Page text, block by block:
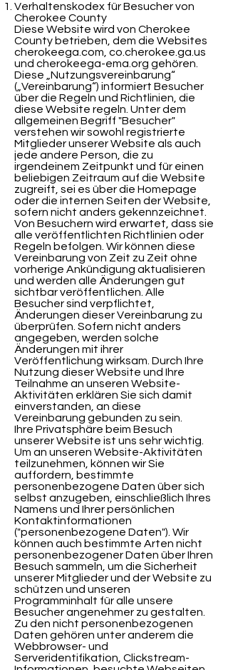
Verhaltenskodex für Besucher von
Cherokee County
Diese Website wird von Cherokee
County betrieben, dem die Websites
cherokeega.com, co.cherokee.ga.us
und cherokeega-ema.org gehören.
Diese „Nutzungsvereinbarung“
(„Vereinbarung“) informiert Besucher
über die Regeln und Richtlinien, die
diese Website regeln. Unter dem
allgemeinen Begriff "Besucher"
verstehen wir sowohl registrierte
Mitglieder unserer Website als auch
jede andere Person, die zu
irgendeinem Zeitpunkt und für einen
beliebigen Zeitraum auf die Website
zugreift, sei es über die Homepage
oder die internen Seiten der Website,
sofern nicht anders gekennzeichnet.
Von Besuchern wird erwartet, dass sie
alle veröffentlichten Richtlinien oder
Regeln befolgen. Wir können diese
Vereinbarung von Zeit zu Zeit ohne
vorherige Ankündigung aktualisieren
und werden alle Änderungen gut
sichtbar veröffentlichen. Alle
Besucher sind verpflichtet,
Änderungen dieser Vereinbarung zu
überprüfen. Sofern nicht anders
angegeben, werden solche
Änderungen mit ihrer
Veröffentlichung wirksam. Durch Ihre
Nutzung dieser Website und Ihre
Teilnahme an unseren Website-
Aktivitäten erklären Sie sich damit
einverstanden, an diese
Vereinbarung gebunden zu sein.
Ihre Privatsphäre beim Besuch
unserer Website ist uns sehr wichtig.
Um an unseren Website-Aktivitäten
teilzunehmen, können wir Sie
auffordern, bestimmte
personenbezogene Daten über sich
selbst anzugeben, einschließlich Ihres
Namens und Ihrer persönlichen
Kontaktinformationen
("personenbezogene Daten"). Wir
können auch bestimmte Arten nicht
personenbezogener Daten über Ihren
Besuch sammeln, um die Sicherheit
unserer Mitglieder und der Website zu
schützen und unseren
Programminhalt für alle unsere
Besucher angenehmer zu gestalten.
Zu den nicht personenbezogenen
Daten gehören unter anderem die
Webbrowser- und
Serveridentifikation, Clickstream-